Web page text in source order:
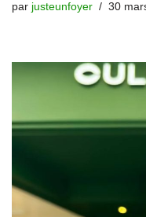
par justeunfoyer 30